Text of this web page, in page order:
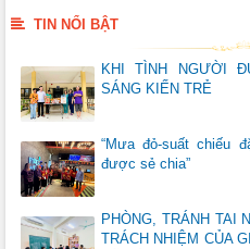
TIN NỔI BẬT
KHI TÌNH NGƯỜI
SÁNG KIẾN TRẺ
“Mưa đỏ-suất chiếu
được sẻ chia”
PHÒNG, TRÁNH TAI
TRÁCH NHIỆM CỦA